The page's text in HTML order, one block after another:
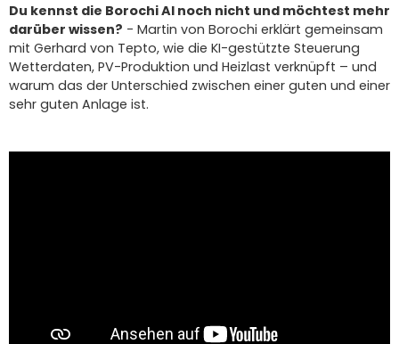
Du kennst die Borochi AI noch nicht und möchtest mehr
darüber wissen? - Martin von Borochi erklärt gemeinsam
mit Gerhard von Tepto, wie die KI-gestützte Steuerung
Wetterdaten, PV-Produktion und Heizlast verknüpft – und
warum das der Unterschied zwischen einer guten und einer
sehr guten Anlage ist.